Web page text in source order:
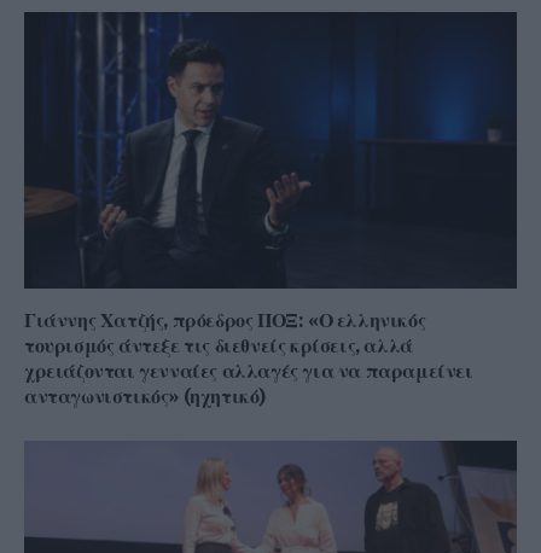
Γιάννης Χατζής, πρόεδρος ΠΟΞ: «Ο ελληνικός
τουρισμός άντεξε τις διεθνείς κρίσεις, αλλά
χρειάζονται γενναίες αλλαγές για να παραμείνει
ανταγωνιστικός» (ηχητικό)